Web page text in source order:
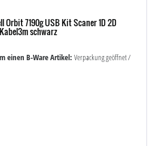
Orbit 7190g USB Kit Scaner 1D 2D
Kabel3m schwarz
einen B-Ware Artikel:Verpackung geöffnet /